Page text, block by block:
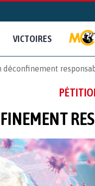
VICTOIRES
déconfinement